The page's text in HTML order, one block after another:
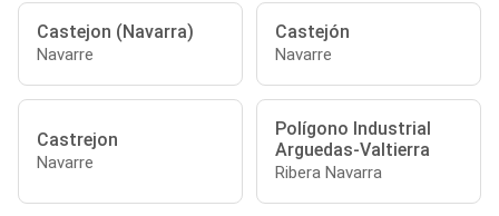
Castejon (Navarra)
Navarre
Castejón
Navarre
Castrejon
Navarre
Polígono Industrial
Arguedas-Valtierra
Ribera Navarra